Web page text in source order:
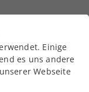
Einige
es uns andere
Webseite